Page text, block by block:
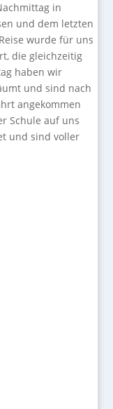
in
und dem letzten
wurde für uns
die gleichzeitig
haben wir
und sind nach
angekommen
Schule auf uns
und sind voller